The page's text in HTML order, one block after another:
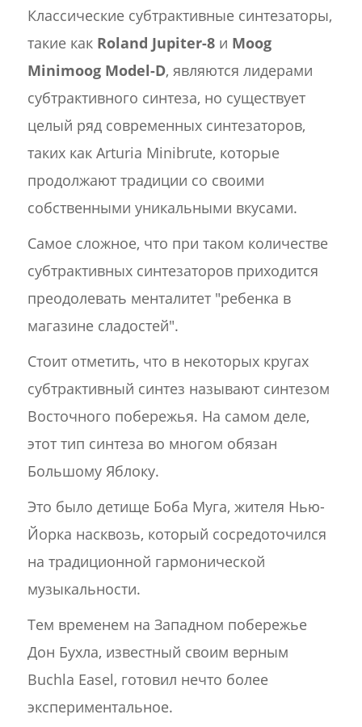
Классические субтрактивные синтезаторы,
такие как Roland Jupiter-8и Moog
Minimoog Model-D, являются лидерами
субтрактивного синтеза, но существует
целый ряд современных синтезаторов,
таких как Arturia Minibrute, которые
продолжают традиции со своими
собственными уникальными вкусами.
Самое сложное, что при таком количестве
субтрактивных синтезаторов приходится
преодолевать менталитет "ребенка в
магазине сладостей".
Стоит отметить, что в некоторых кругах
субтрактивный синтез называют синтезом
Восточного побережья. На самом деле,
этот тип синтеза во многом обязан
Большому Яблоку.
Это было детище Боба Муга, жителя Нью-
Йорка насквозь, который сосредоточился
на традиционной гармонической
музыкальности.
Тем временем на Западном побережье
Дон Бухла, известный своим верным
Buchla Easel, готовил нечто более
экспериментальное.